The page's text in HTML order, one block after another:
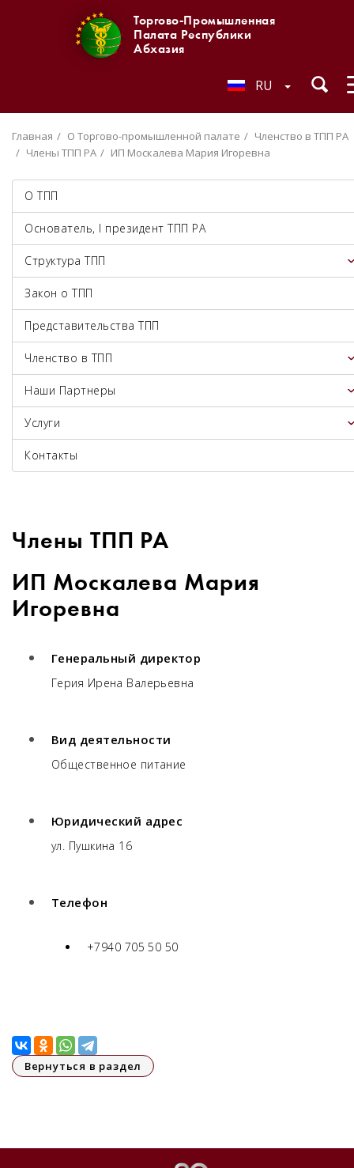
Торгово-Промышленная
Палата Республики
Абхазия
RU
Главная О Торгово-промышленной палате
Членство в ТПП РА
Члены ТПП РА
ИП Москалева Мария Игоревна
О ТПП
Основатель, I президент ТПП РА
Структура ТПП
Закон о ТПП
Представительства ТПП
Членство в ТПП
Наши Партнеры
Услуги
Контакты
Члены ТПП РА
ИП Москалева Мария
Игоревна
Генеральный директор
Герия Ирена Валерьевна
Вид деятельности
Общественное питание
Юридический адрес
ул. Пушкина 16
Телефон
+7940 705 50 50
Вернуться в раздел